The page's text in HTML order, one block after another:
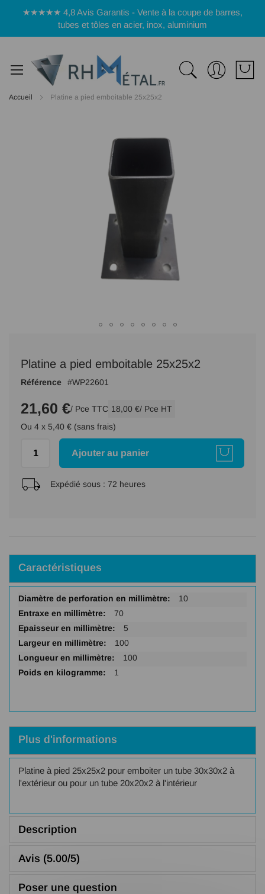
★★★★★ 4,8 Avis Garantis - Vente à la coupe de barres,
tubes et tôles en acier, inox, aluminium
Accueil Platine a pied emboitable 25x25x2
début
d’images
Platine a pied emboitable 25x25x2
Référence WP22601
21,60 €/ Pce TTC 18,00 €/ Pce HT
Ou 4 x 5,40 € (sans frais)
Ajouter au panier
Expédié sous : 72 heures
Caractéristiques
Plus
d'infos
10
70
5
100
100
1
Plus d'informations
Platine à pied 25x25x2 pour emboiter un tube 30x30x2 à
l'extérieur ou pour un tube 20x20x2 à l'intérieur
Description
Avis (5.00/5)
Poser une question